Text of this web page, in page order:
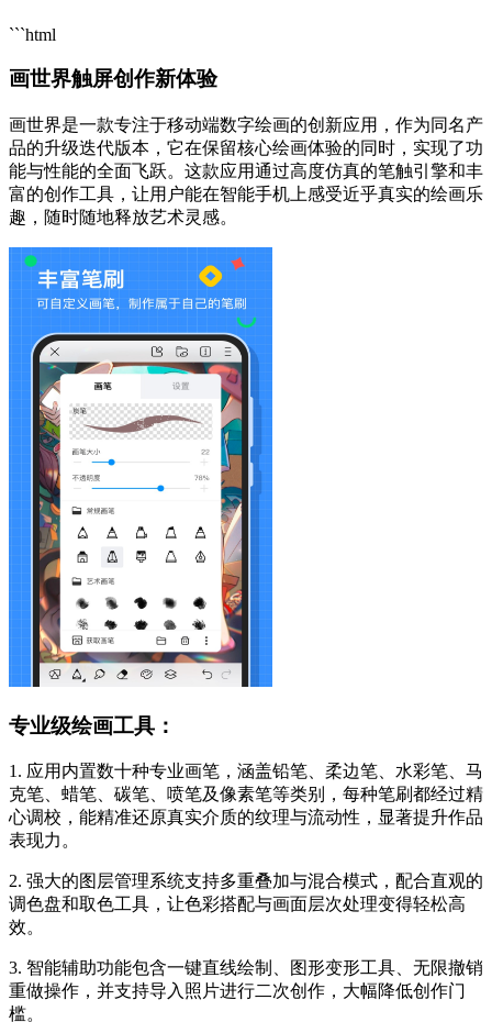
```html
画世界触屏创作新体验
画世界是一款专注于移动端数字绘画的创新应用，作为同名产
品的升级迭代版本，它在保留核心绘画体验的同时，实现了功
能与性能的全面飞跃。这款应用通过高度仿真的笔触引擎和丰
富的创作工具，让用户能在智能手机上感受近乎真实的绘画乐
趣，随时随地释放艺术灵感。
专业级绘画工具：
1. 应用内置数十种专业画笔，涵盖铅笔、柔边笔、水彩笔、马
克笔、蜡笔、碳笔、喷笔及像素笔等类别，每种笔刷都经过精
心调校，能精准还原真实介质的纹理与流动性，显著提升作品
表现力。
2. 强大的图层管理系统支持多重叠加与混合模式，配合直观的
调色盘和取色工具，让色彩搭配与画面层次处理变得轻松高
效。
3. 智能辅助功能包含一键直线绘制、图形变形工具、无限撤销
重做操作，并支持导入照片进行二次创作，大幅降低创作门
槛。